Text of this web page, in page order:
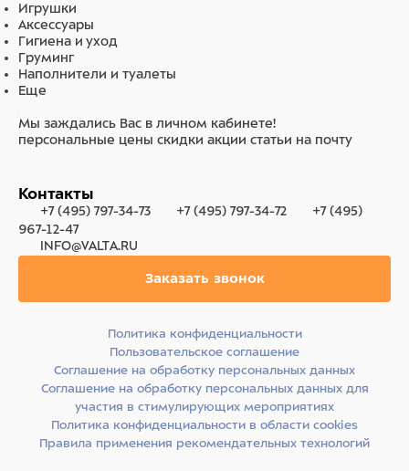
Игрушки
Аксессуары
Гигиена и уход
Груминг
Наполнители и туалеты
Еще
Мы заждались Вас в личном кабинете!
персональные цены скидки акции статьи на почту
Контакты
+7 (495) 797-34-73 +7 (495) 797-34-72
+7 (495)
967-12-47
INFO@VALTA.RU
Заказать звонок
Политика конфиденциальности
Пользовательское соглашение
Соглашение на обработку персональных данных
Соглашение на обработку персональных данных для
участия в стимулирующих мероприятиях
Политика конфиденциальности в области cookies
Правила применения рекомендательных технологий